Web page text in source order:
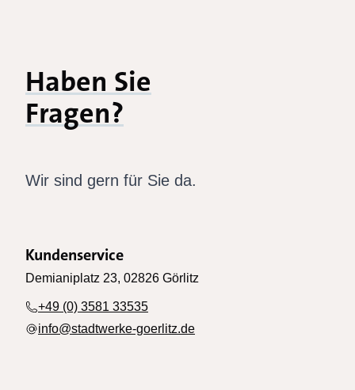
Haben Sie
Fragen?
Wir sind gern für Sie da.
Kundenservice
Demianiplatz 23, 02826 Görlitz
+49 (0) 3581 33535
info@stadtwerke-goerlitz.de